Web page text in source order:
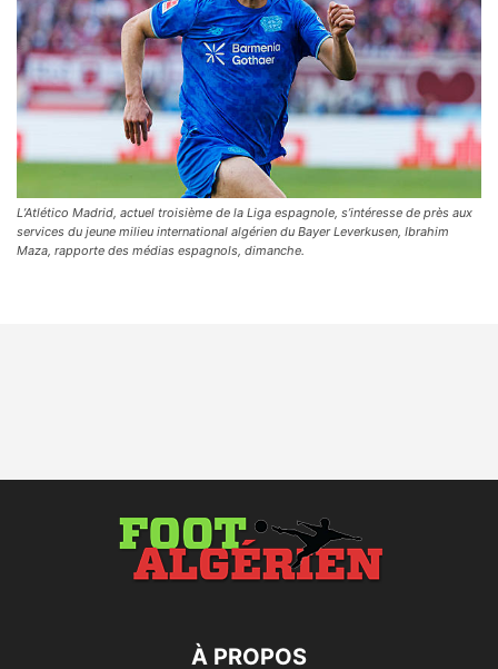
L’Atlético Madrid, actuel troisième de la Liga espagnole, s’intéresse de près aux
services du jeune milieu international algérien du Bayer Leverkusen, Ibrahim
Maza, rapporte des médias espagnols, dimanche.
À PROPOS